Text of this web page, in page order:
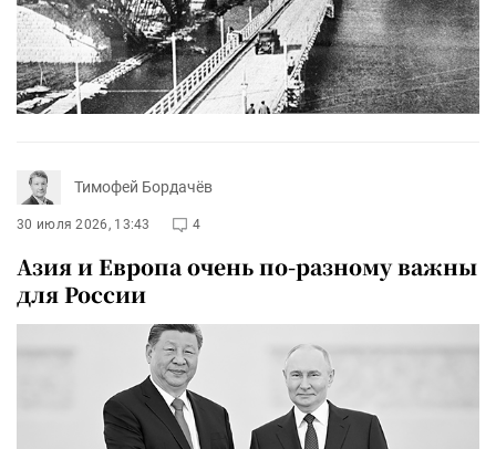
Тимофей Бордачёв
30 июля 2026, 13:43 4
Азия и Европа очень по-разному важны
для России